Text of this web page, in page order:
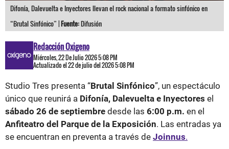
Difonía, Dalevuelta e Inyectores llevan el rock nacional a formato sinfónico en
“Brutal Sinfónico” |Fuente:Difusión
Redacción Oxigeno
Miércoles, 22 De Julio 2026 5:08 PM
Actualizado el 22 de julio del 2026 5:08 PM
Studio Tres presenta “Brutal Sinfónico”, un espectáculo
único que reunirá a Difonía, Dalevuelta e Inyectores el
sábado 26 de septiembre desde las 6:00 p.m. en el
Anfiteatro del Parque de la Exposición. Las entradas ya
se encuentran en preventa a través de Joinnus.